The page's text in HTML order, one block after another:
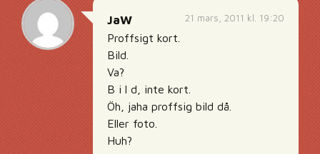
21 mars, 2011 kl. 19:20
JaW
Proffsigt kort.
Bild.
Va?
B i l d, inte kort.
Öh, jaha proffsig bild då.
Eller foto.
Huh?